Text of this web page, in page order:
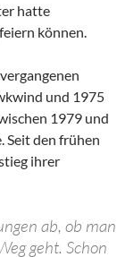
hatte
können.
und 1975
1979 und
Seit den frühen
ihrer
ab, ob man
geht. Schon